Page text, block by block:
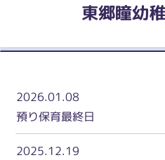
東郷瞳幼
2026.01.08
預り保育最終日
2025.12.19